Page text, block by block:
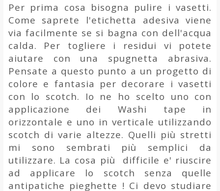
Per prima cosa bisogna pulire i vasetti.
Come saprete l'etichetta adesiva viene
via facilmente se si bagna con dell'acqua
calda. Per togliere i residui vi potete
aiutare con una spugnetta abrasiva.
Pensate a questo punto a un progetto di
colore e fantasia per decorare i vasetti
con lo scotch. Io ne ho scelto uno con
applicazione dei Washi tape in
orizzontale e uno in verticale utilizzando
scotch di varie altezze. Quelli più stretti
mi sono sembrati più semplici da
utilizzare. La cosa più difficile e' riuscire
ad applicare lo scotch senza quelle
antipatiche pieghette ! Ci devo studiare